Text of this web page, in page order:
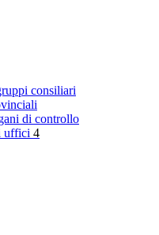
consiliari
di controllo
uffici 4